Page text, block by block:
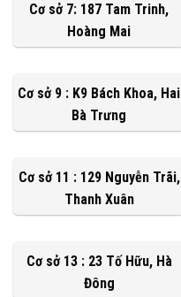
Cơ sở 7: 187 Tam Trinh,
Hoàng Mai
Cơ sở 9 : K9 Bách Khoa, Hai
Bà Trưng
Cơ sở 11 : 129 Nguyễn Trãi,
Thanh Xuân
Cơ sở 13 : 23 Tố Hữu, Hà
Đông